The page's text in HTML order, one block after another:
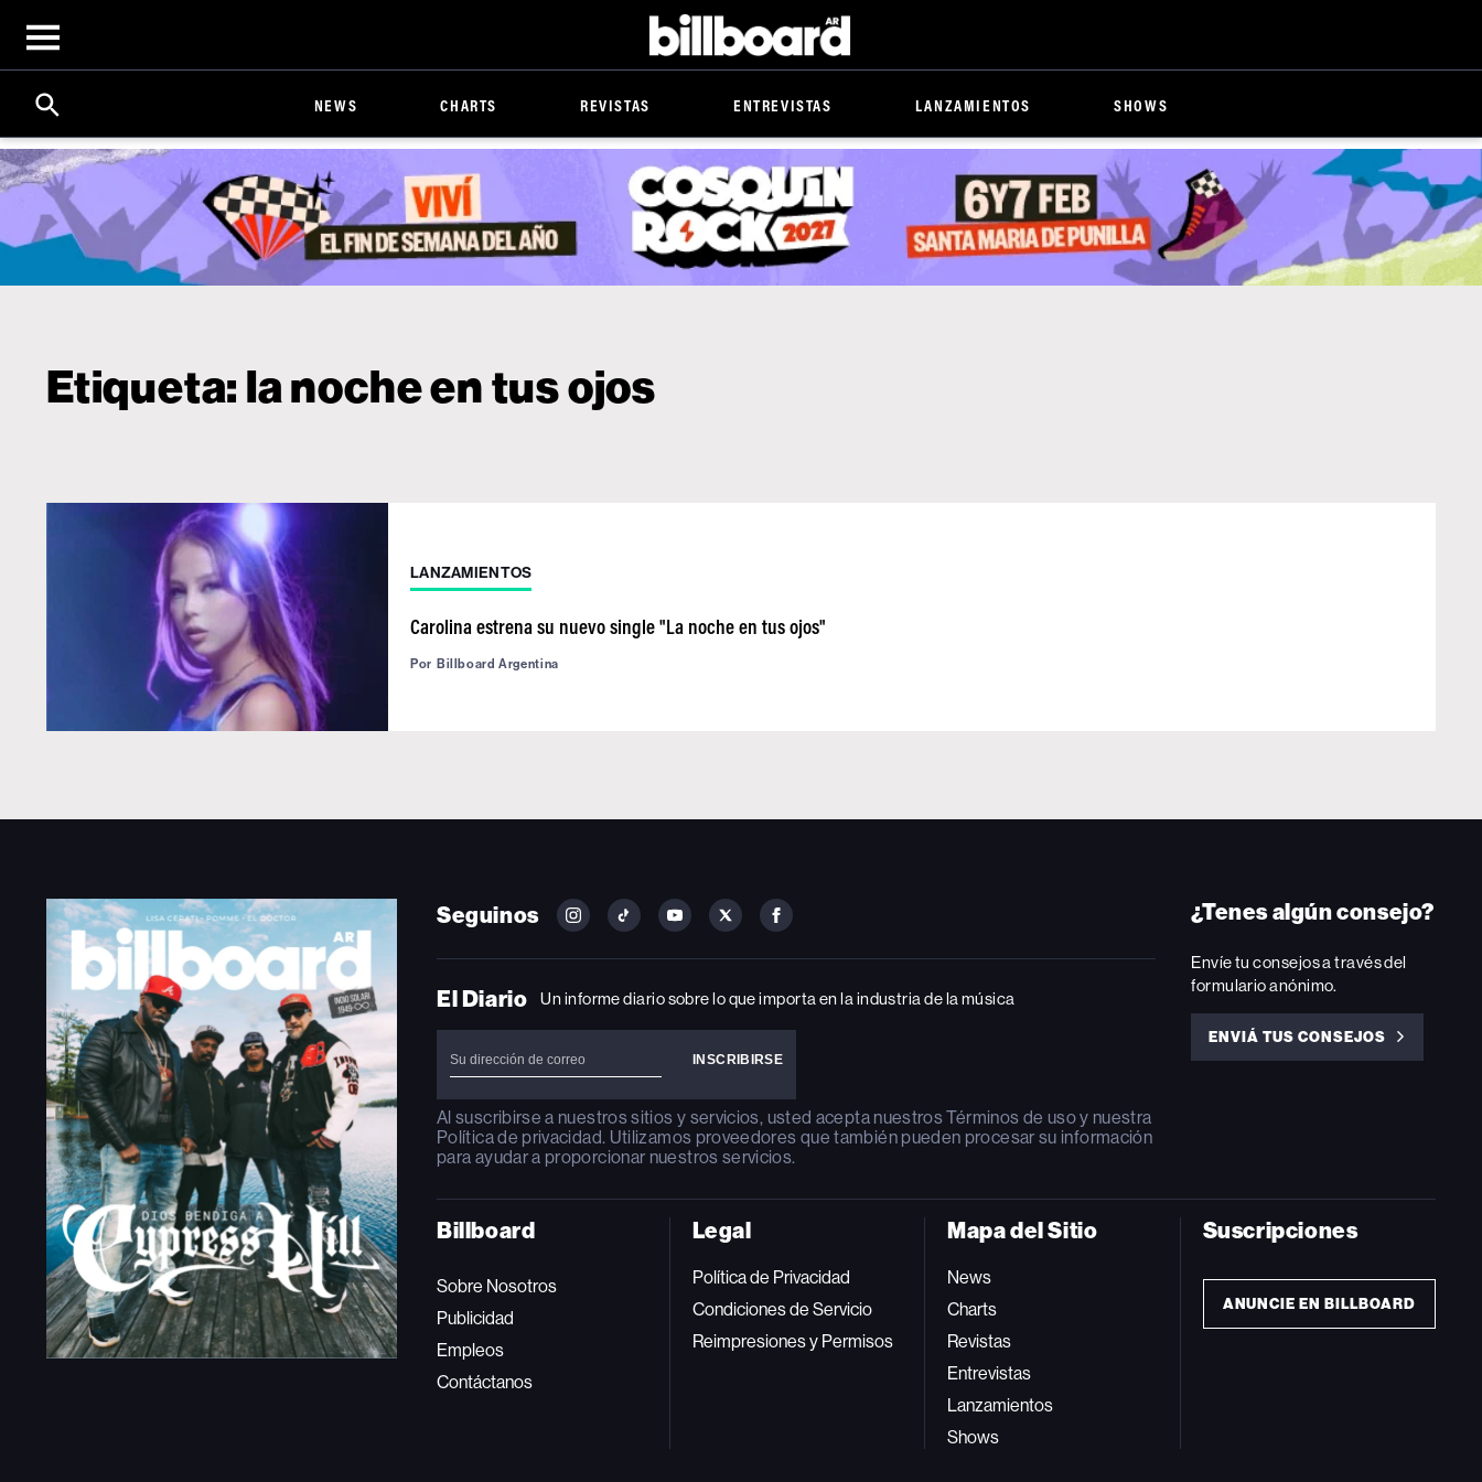
Open
menu
Billboard
Search
Click
Expand
Search
Input
NEWS CHARTS REVISTAS ENTREVISTAS LANZAMIENTOS SHOWS
Etiqueta: la noche en tus ojos
LANZAMIENTOS
Carolina estrena su nuevo single "La noche en tus ojos"
Por Billboard Argentina
Seguinos
FOLLOW
ON
FOLLOW
ON
FOLLOW
ON
FOLLOW
ON
FOLLOW
ON
El Diario Un informe diario sobre lo que importa en la industria de la música
Al suscribirse a nuestros sitios y servicios, usted acepta nuestrosTérminos de usoy nuestra
Política de privacidad. Utilizamos proveedores que también pueden procesar su información
para ayudar a proporcionar nuestros servicios.
¿Tenes algún consejo?
Envíe tu consejos a través del
formulario anónimo.
ENVIÁ TUS CONSEJOS
ENVIÁ
Billboard
Sobre Nosotros
Publicidad
Empleos
Contáctanos
Legal
Política de Privacidad
Condiciones de Servicio
Reimpresiones y Permisos
Mapa del Sitio
News
Charts
Revistas
Entrevistas
Lanzamientos
Shows
Suscripciones
ANUNCIE EN BILLBOARD